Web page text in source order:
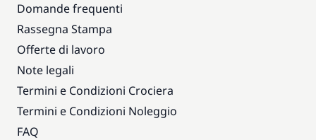
Domande frequenti
Rassegna Stampa
Offerte di lavoro
Note legali
Termini e Condizioni Crociera
Termini e Condizioni Noleggio
FAQ